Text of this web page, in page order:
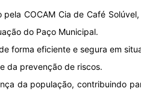
COCAM Cia de Café
do Paço Municipal.
forma eficiente e segura em
da prevenção de riscos.
da população, contribuindo